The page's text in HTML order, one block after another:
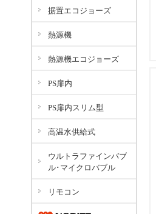
据置エコジョーズ
熱源機
熱源機エコジョーズ
PS扉内
PS扉内スリム型
高温水供給式
ウルトラファインバブ
ル･マイクロバブル
リモコン